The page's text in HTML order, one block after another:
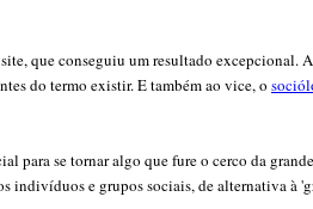
que conseguiu um resultado excepcional.
do termo existir. E também ao vice, o
para se tornar algo que fure o cerco da
indivíduos e grupos sociais, de alternativa à